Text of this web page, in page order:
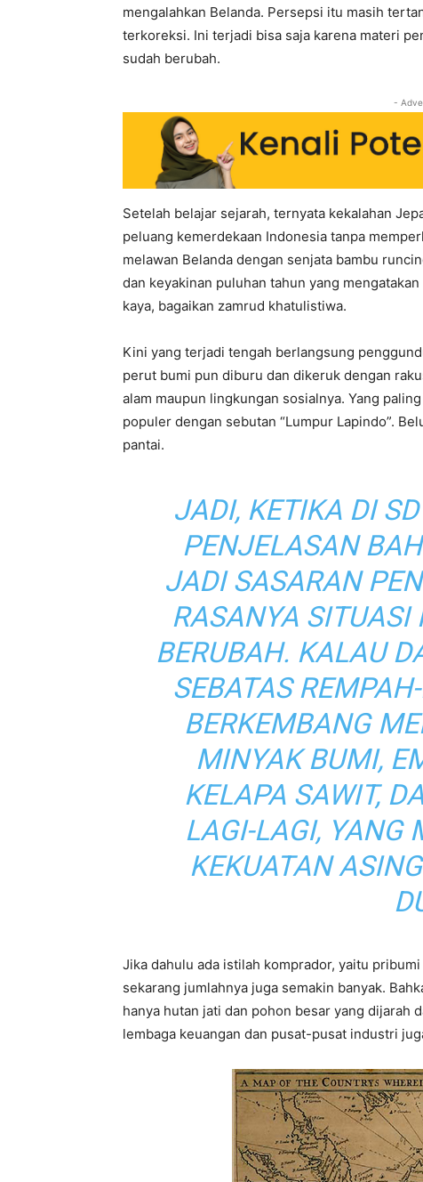
mengalahkan Belanda. Persepsi itu masih
terkoreksi. Ini terjadi bisa saja karena materi
sudah berubah.
-
Setelah belajar sejarah, ternyata kekalahan
peluang kemerdekaan Indonesia tanpa
melawan Belanda dengan senjata bambu
dan keyakinan puluhan tahun yang
kaya, bagaikan zamrud khatulistiwa.
Kini yang terjadi tengah berlangsung
perut bumi pun diburu dan dikeruk dengan
alam maupun lingkungan sosialnya. Yang
populer dengan sebutan “Lumpur Lapindo”.
pantai.
JADI, KETIKA DI
PENJELASAN
JADI SASARAN
RASANYA
BERUBAH. KALAU
SEBATAS
BERKEMBANG
MINYAK BUMI,
KELAPA SAWIT,
LAGI-LAGI, YANG
KEKUATAN
Jika dahulu ada istilah komprador, yaitu
sekarang jumlahnya juga semakin banyak.
hanya hutan jati dan pohon besar yang dijarah
lembaga keuangan dan pusat-pusat industri